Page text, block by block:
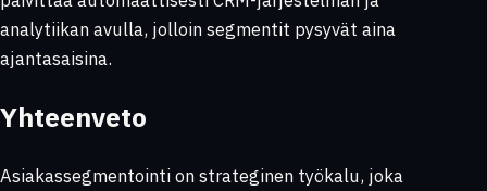
analytiikan avulla, jolloin segmentit pysyvät aina
ajantasaisina.
Yhteenveto
Asiakassegmentointi on strateginen työkalu, joka